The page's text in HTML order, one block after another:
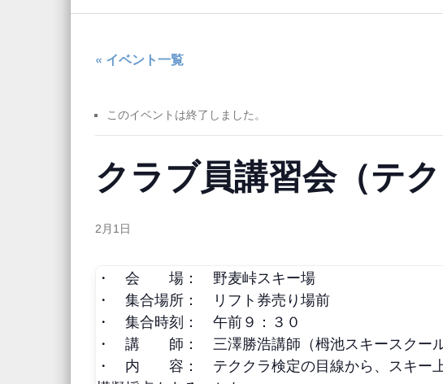
« イベント一覧
このイベントは終了しました。
クラブ員講習会（テ
2月1日
・ 会 場： 野麦峠スキー場
・ 集合場所： リフト券売り場前
・ 集合時刻： 午前９：３０
・ 講 師： 三澤勝浩講師（栂池スキースクール
・ 内 容： テククラ検定の目線から、スキー上